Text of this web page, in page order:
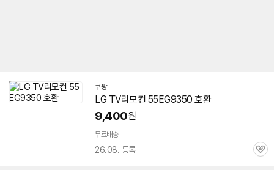
쿠팡
LG TV리모컨 55EG9350 호환
9,400원
무료배송
26.08. 등록
관